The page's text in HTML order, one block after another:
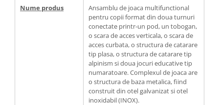
Nume produs
Ansamblu de joaca multifunctional
pentru copii format din doua turnuri
conectate printr-un pod, un tobogan,
o scara de acces verticala, o scara de
acces curbata, o structura de catarare
tip plasa, o structura de catarare tip
alpinism si doua jocuri educative tip
numaratoare. Complexul de joaca are
o structura de baza metalica, fiind
construit din otel galvanizat si otel
inoxidabil (INOX).